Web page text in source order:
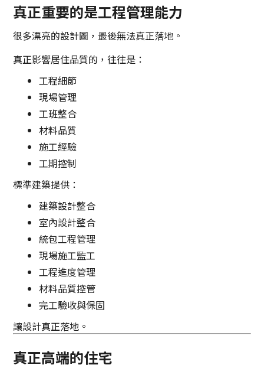
真正重要的是工程管理能力
很多漂亮的設計圖，最後無法真正落地。
真正影響居住品質的，往往是：
工程細節
現場管理
工班整合
材料品質
施工經驗
工期控制
標準建築提供：
建築設計整合
室內設計整合
統包工程管理
現場施工監工
工程進度管理
材料品質控管
完工驗收與保固
讓設計真正落地。
真正高端的住宅